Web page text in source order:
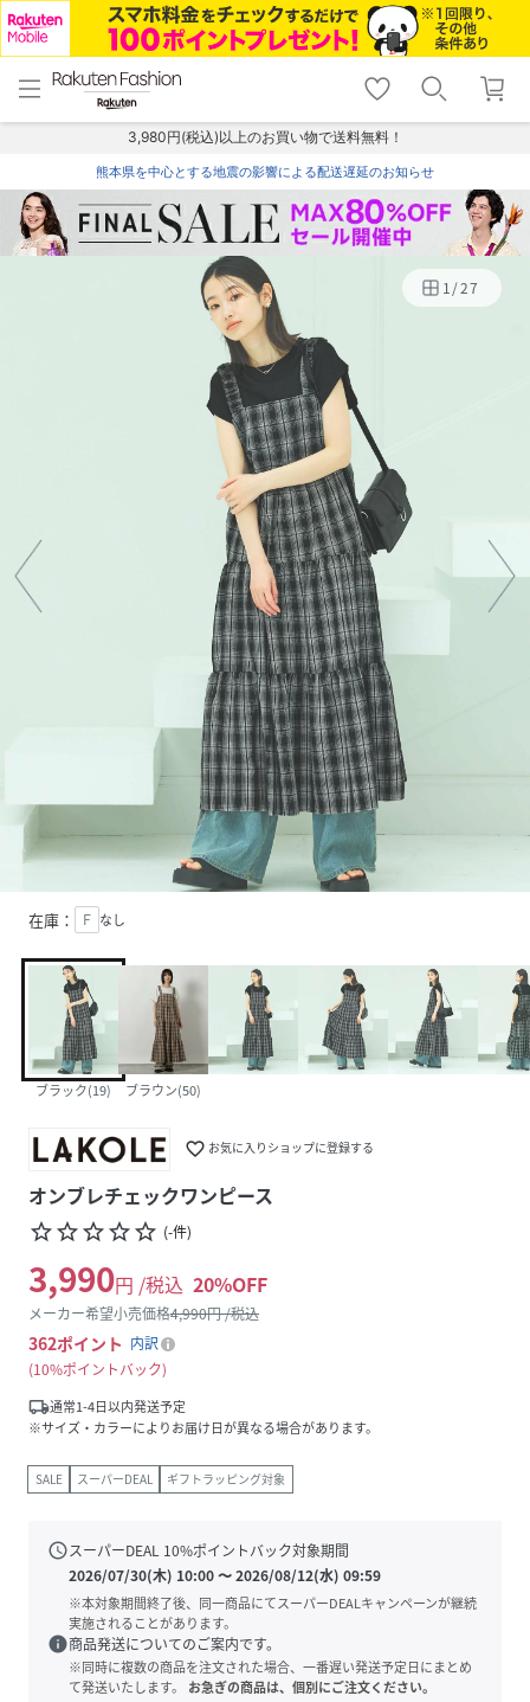
menu home
トップ
shopping_cart lock_outline
ログイン
3,980円(税込)以上のお買い物で送料無料！
熊本県を中心とする地震の影響による配送遅延のお知らせ
1/27
在庫： Ｆ なし
ブラック(19) ブラウン(50)
favorite_border お気に入りショップに登録する
オンブレチェックワンピース
star_borderstar_borderstar_borderstar_borderstar_border (-件)
3,990円 /税込 20%OFF
メーカー希望小売価格4,990円 /税込
362ポイント 内訳
10%ポイントバック
local_shipping通常1-4日以内発送予定
※サイズ・カラーによりお届け日が異なる場合があります。
SALE スーパーDEAL ギフトラッピング対象
scheduleスーパーDEAL 10%ポイントバック対象期間
2026/07/30(木) 10:00〜2026/08/12(水) 09:59
※本対象期間終了後、同一商品にてスーパーDEALキャンペーンが継続
実施されることがあります。
info商品発送についてのご案内です。
※同時に複数の商品を注文された場合、一番遅い発送予定日にまとめ
て発送いたします。
お急ぎの商品は、個別にご注文ください。